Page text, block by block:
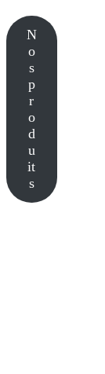
N
o
s
p
r
o
d
u
it
s